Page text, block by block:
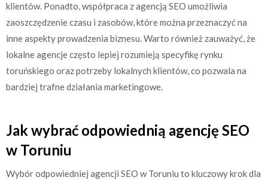
klientów. Ponadto, współpraca z agencją SEO umożliwia
zaoszczędzenie czasu i zasobów, które można przeznaczyć na
inne aspekty prowadzenia biznesu. Warto również zauważyć, że
lokalne agencje często lepiej rozumieją specyfikę rynku
toruńskiego oraz potrzeby lokalnych klientów, co pozwala na
bardziej trafne działania marketingowe.
Jak wybrać odpowiednią agencję SEO
w Toruniu
Wybór odpowiedniej agencji SEO w Toruniu to kluczowy krok dla